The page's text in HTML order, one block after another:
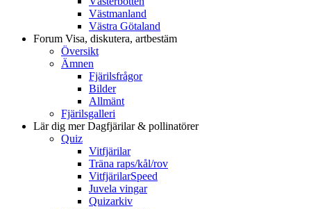
Västmanland
Västra Götaland
Forum Visa, diskutera, artbestäm
Översikt
Ämnen
Fjärilsfrågor
Bilder
Allmänt
Fjärilsgalleri
Lär dig merDagfjärilar & pollinatörer
Quiz
Vitfjärilar
Träna raps/kål/rov
VitfjärilarSpeed
Juvela vingar
Quizarkiv